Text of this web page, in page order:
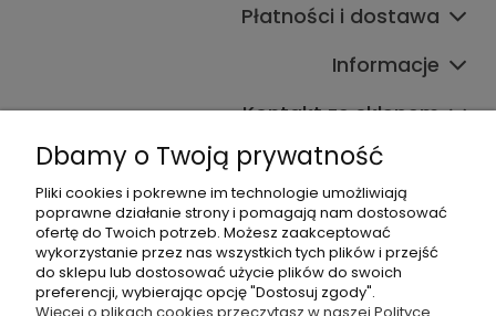
Płatności i dostawa
Informacje
Kontakt ze sklepem
Dane kontaktowe
603377506
sklep@komfort-biuro.pl
Nasz Facebook
Dbamy o Twoją prywatność
Pliki cookies i pokrewne im technologie umożliwiają
poprawne działanie strony i pomagają nam dostosować
ofertę do Twoich potrzeb. Możesz zaakceptować
wykorzystanie przez nas wszystkich tych plików i przejść
do sklepu lub dostosować użycie plików do swoich
preferencji, wybierając opcję "Dostosuj zgody".